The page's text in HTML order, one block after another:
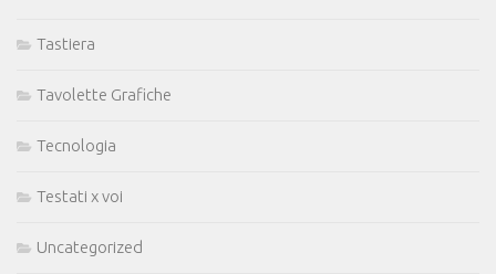
Tastiera
Tavolette Grafiche
Tecnologia
Testati x voi
Uncategorized